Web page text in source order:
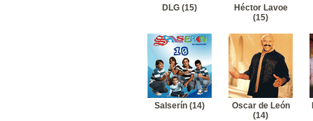
DLG (15)
Héctor Lavoe
(15)
Salserín (14)
Oscar de León
(14)